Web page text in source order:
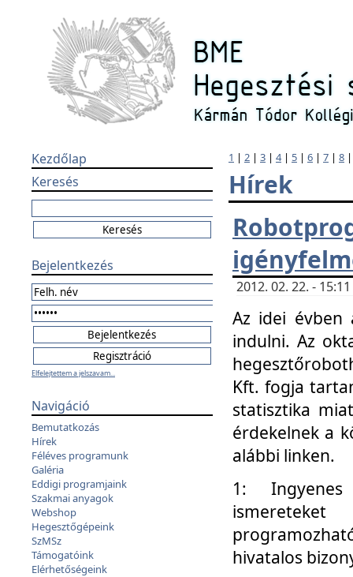
Kezdőlap
Keresés
Bejelentkezés
Elfelejtettem a jelszavam...
Navigáció
Bemutatkozás
Hírek
Féléves programunk
Galéria
Eddigi programjaink
Szakmai anyagok
Webshop
Hegesztőgépeink
SzMSz
Támogatóink
Elérhetőségeink
1 | 2 | 3 | 4| 5 | 6 | 7 | 8
Hírek
2012. 02. 22. -
Az idei évben
indulni. Az
Kft. fogja
statisztika
érdekelnek a
alábbi linken.
1: Ingyenes
hivatalos